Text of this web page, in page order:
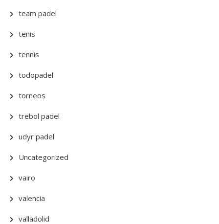
team padel
tenis
tennis
todopadel
torneos
trebol padel
udyr padel
Uncategorized
vairo
valencia
valladolid